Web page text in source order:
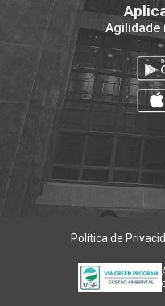
Agilidade
Política de